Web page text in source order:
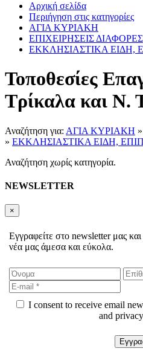
Αρχική σελίδα
Περιήγηση στις κατηγορίες
ΑΓΙΑ ΚΥΡΙΑΚΗ
ΕΠΙΧΕΙΡΗΣΕΙΣ ΔΙΑΦΟΡΕΣ
ΕΚΚΛΗΣΙΑΣΤΙΚΑ ΕΙΔΗ,
Τοποθεσίες
Τρίκαλα και Ν.
Αναζήτηση για: ΑΓΙΑ ΚΥΡΙΑΚΗ »
» ΕΚΚΛΗΣΙΑΣΤΙΚΑ ΕΙΔΗ,
Αναζήτηση χωρίς κατηγορία.
NEWSLETTER
×
Εγγραφείτε στο newsletter μας
νέα μας άμεσα και εύκολα.
I consent to receive email
and